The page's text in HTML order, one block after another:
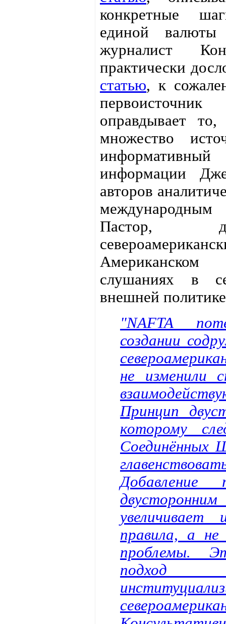
конкретные
единой
журналист
практически
статью, к
оправдывает
множество
информации
авторов
Пастор,
слушаниях в
внешней
"NAFTA
создании
не изменили
Принцип
которому
Соединённых
правила, а
проблемы.